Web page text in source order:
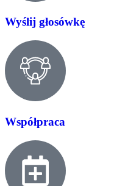
Wyślij głosówkę
Współpraca